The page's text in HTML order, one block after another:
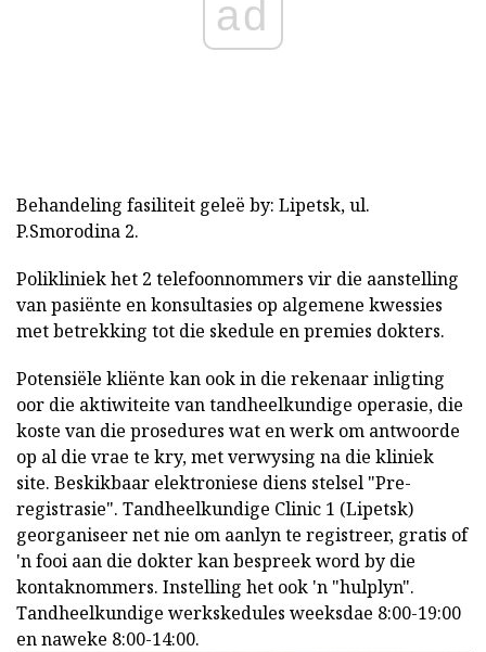
ad
Behandeling fasiliteit geleë by: Lipetsk, ul.
P.Smorodina 2.
Polikliniek het 2 telefoonnommers vir die aanstelling
van pasiënte en konsultasies op algemene kwessies
met betrekking tot die skedule en premies dokters.
Potensiële kliënte kan ook in die rekenaar inligting
oor die aktiwiteite van tandheelkundige operasie, die
koste van die prosedures wat en werk om antwoorde
op al die vrae te kry, met verwysing na die kliniek
site. Beskikbaar elektroniese diens stelsel "Pre-
registrasie". Tandheelkundige Clinic 1 (Lipetsk)
georganiseer net nie om aanlyn te registreer, gratis of
'n fooi aan die dokter kan bespreek word by die
kontaknommers. Instelling het ook 'n "hulplyn".
Tandheelkundige werkskedules weeksdae 8:00-19:00
en naweke 8:00-14:00.